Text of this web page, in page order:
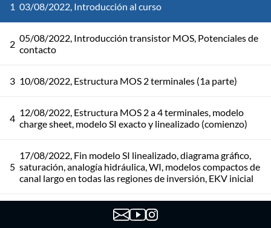
1 03/08/2022, Introducción al curso
2 05/08/2022, Introducción transistor MOS, Potenciales de
contacto
3 10/08/2022, Estructura MOS 2 terminales (1a parte)
4 12/08/2022, Estructura MOS 2 a 4 terminales, modelo
charge sheet, modelo SI exacto y linealizado (comienzo)
5
17/08/2022, Fin modelo SI linealizado, diagrama gráfico,
saturación, analogía hidráulica, WI, modelos compactos de
canal largo en todas las regiones de inversión, EKV inicial
19/08/2022, Modelo ACM, Efectos de segundo orden (1ra